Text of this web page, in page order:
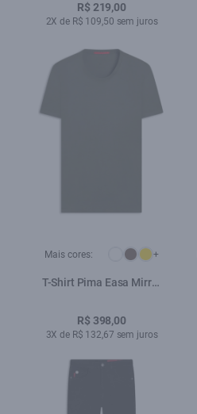
R$ 219,00
2X de R$ 109,50 sem juros
Mais cores: +
T-Shirt Pima Easa Mirror
R$ 398,00
3X de R$ 132,67 sem juros